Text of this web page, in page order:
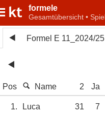
formele
Formel E 11_2024/25
Pos Name 2 Ja
1. Luca 31 7